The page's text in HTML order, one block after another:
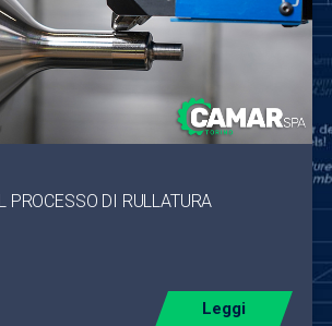
PROCESSO DI RULLATURA
Leggi